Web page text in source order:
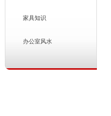
家具知识
办公室风水